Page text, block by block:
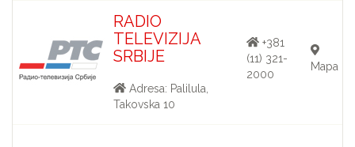
RADIO
TELEVIZIJA
SRBIJE
Adresa: Palilula,
Takovska 10
+381
(11) 321-
2000
Mapa